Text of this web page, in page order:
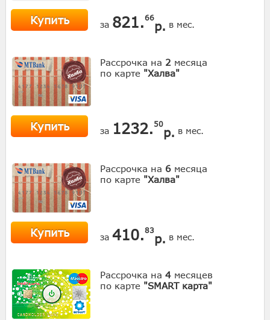
Купить за 821.66
р. в мес.
Рассрочка на 2 месяца
по карте "Халва"
Купить за 1232. 50
р. в мес.
Рассрочка на 6 месяца
по карте "Халва"
Купить за 410.83
р. в мес.
Рассрочка на 4 месяцев
по карте "SMART карта"